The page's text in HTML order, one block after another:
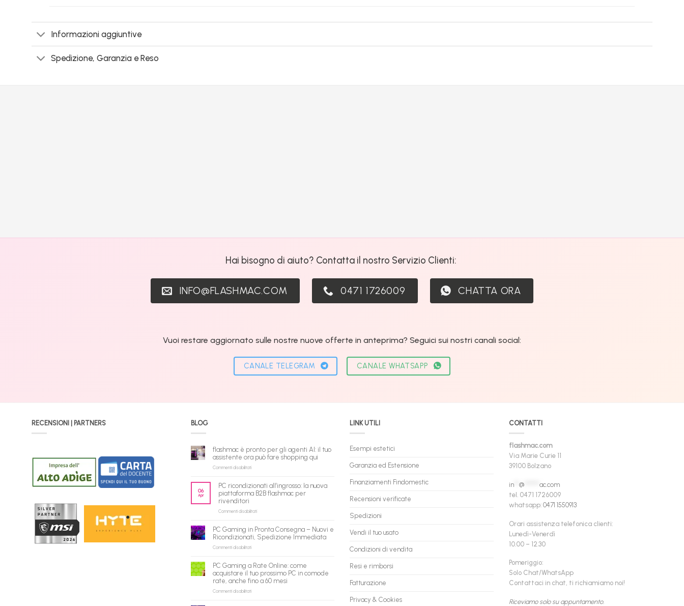
Informazioni aggiuntive
Spedizione, Garanzia e Reso
Hai bisogno di aiuto? Contatta il nostro Servizio Clienti:
INFO@FLASHMAC.COM 0471 1726009 CHATTA ORA
Vuoi restare aggiornato sulle nostre nuove offerte in anteprima? Seguici sui nostri canali social:
CANALE TELEGRAM CANALE WHATSAPP
RECENSIONI | PARTNERS BLOG
flashmac è pronto per gli agenti AI: il tuo
assistente ora può fare shopping qui
Commenti disabilitatisu
pronto
per
agenti
tuo
assistente
shopping
qui
06
Apr
PC ricondizionati all’ingrosso: la nuova
piattaforma B2B flashmac per
rivenditori
Commenti disabilitatisu
all’ingrosso:
la
flashmac
per
rivenditori
PC Gaming in Pronta Consegna – Nuovi e
Ricondizionati, Spedizione Immediata
Commenti disabilitatisu
in
Pronta
Consegna
–
PC Gaming a Rate Online: come
acquistare il tuo prossimo PC in comode
rate, anche fino a 60 mesi
Commenti disabilitatisu
LINK UTILI
Esempi estetici
Garanzia ed Estensione
Finanziamenti Findomestic
Recensioni verificate
Spedizioni
Vendi il tuo usato
Condizioni di vendita
Resi e rimborsi
Fatturazione
Privacy & Cookies
CONTATTI
flashmac.com
Via Marie Curie 11
39100 Bolzano
in** @****** ac.com
tel. 0471 1726009
whatsapp: 0471 1550913
Orari assistenza telefonica clienti:
Lunedì-Venerdì
10.00 – 12.30
Pomeriggio:
Solo Chat/WhatsApp
Contattaci in chat, ti richiamiamo noi!
Riceviamo solo su appuntamento.